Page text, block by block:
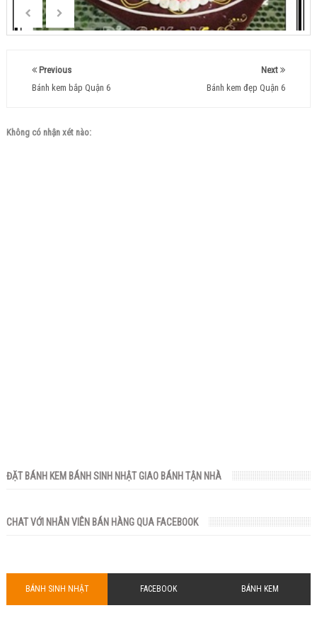
Next
Bánh kem đẹp Quận 6
Previous
Bánh kem bắp Quận 6
Không có nhận xét nào:
ĐẶT BÁNH KEM BÁNH SINH NHẬT GIAO BÁNH TẬN NHÀ
CHAT VỚI NHÂN VIÊN BÁN HÀNG QUA FACEBOOK
BÁNH SINH NHẬT FACEBOOK BÁNH KEM